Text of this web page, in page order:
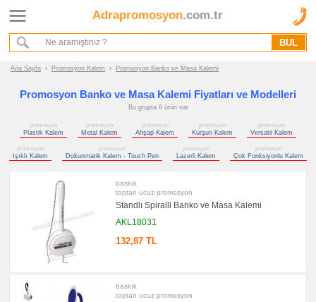
Adrapromosyon.com.tr
Ana Sayfa › Promosyon Kalem › Promosyon Banko ve Masa Kalemi
Promosyon Banko ve Masa Kalemi Fiyatları ve Modelleri
Bu grupta 6 ürün var
promosyon
Plastik Kalem
promosyon
Metal Kalem
promosyon
Ahşap Kalem
promosyon
Kurşun Kalem
promosyon
Versatil Kalem
promosyon
Işıklı Kalem
promosyon
Dokunmatik Kalem - Touch Pen
promosyon
Lazerli Kalem
promosyon
Çok Fonksiyonlu Kalem
baskılı
toptan ucuz promosyon
Standlı Spiralli Banko ve Masa Kalemi
AKL18031
132,87 TL
baskılı
toptan ucuz promosyon
Ana Sayfa
Hakkımızda
Kurumsal Hizmet Akışımız
Promosyon
Ürünleri
promosyon
promosyon
Plastik
Kalem
promosyon
Metal
Kalem
promosyon
Ahşap
promosyon